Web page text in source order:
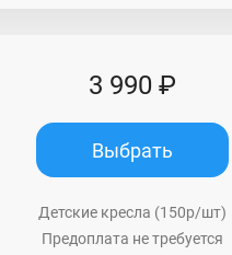
3 990 ₽
Выбрать
Детские кресла (150р/шт)
Предоплата не требуется